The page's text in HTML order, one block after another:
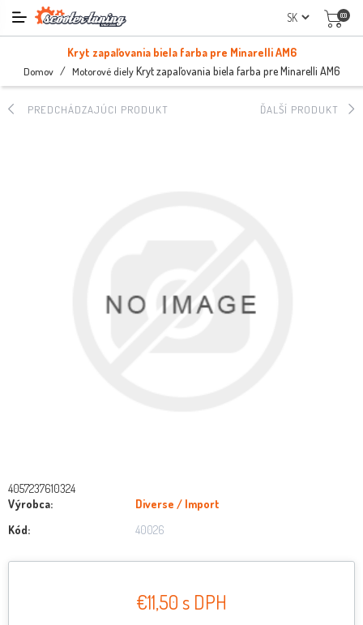
(0)
Kryt zapaľovania biela farba pre Minarelli AM6
Domov / Motorové diely Kryt zapaľovania biela farba pre Minarelli AM6
PREDCHÁDZAJÚCI PRODUKT ĎALŠÍ PRODUKT
4057237610324
Výrobca:
Diverse / Import
Kód:
40026
€11,50 s DPH